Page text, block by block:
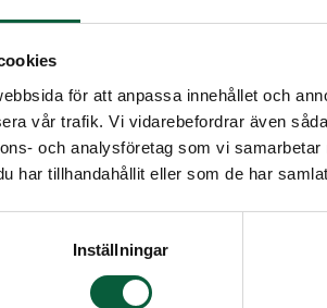
för att anpassa innehållet och
vår trafik. Vi vidarebefordrar även
och analysföretag som vi
har tillhandahållit eller som de har
Inställningar
väljer att följa den avlidnas
Om den avlidna
eller något annat religiöst
naturligaste alternativet.
att ordna alla typer av
och enligt olika religiösa
så berättar vi mer.